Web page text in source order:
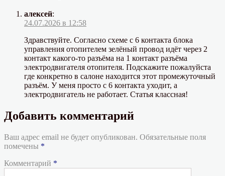
алексей:
24.07.2026 в 12:58
Здравствуйте. Согласно схеме с 6 контакта блока
управления отопителем зелёный провод идёт через 2
контакт какого-то разъёма на 1 контакт разъёма
электродвигателя отопителя. Подскажите пожалуйста
где конкретно в салоне находится этот промежуточный
разъём. У меня просто с 6 контакта уходит, а
электродвигатель не работает. Статья классная!
Добавить комментарий
Ваш адрес email не будет опубликован. Обязательные поля
помечены *
Комментарий *